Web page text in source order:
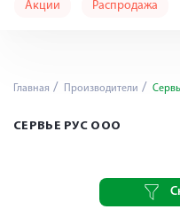
Акции Распродажа
Главная Производители
СЕРВЬЕ РУС ООО